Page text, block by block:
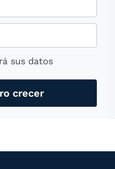
sus datos
de
con el fin de
con el
crecer